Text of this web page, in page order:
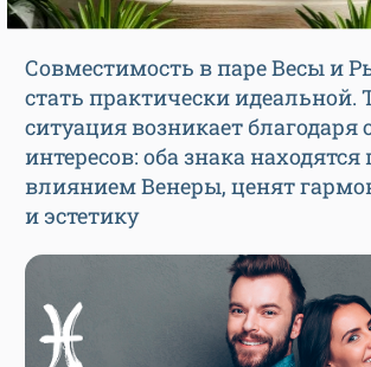
Совместимость в паре Весы и
стать практически идеальной.
ситуация возникает благодаря
интересов: оба знака находятся
влиянием Венеры, ценят
и эстетику